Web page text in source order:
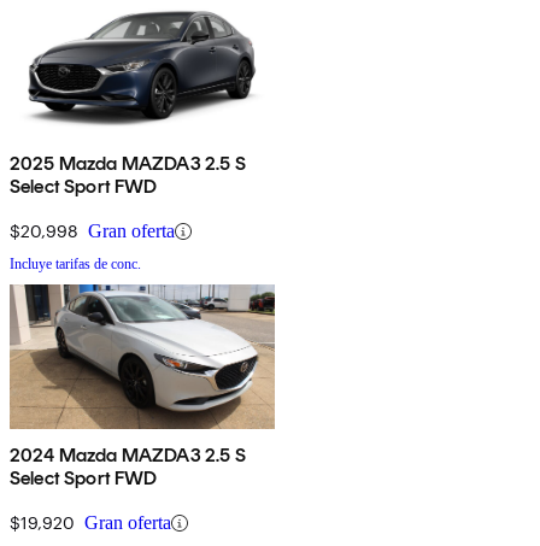
2025 Mazda MAZDA3 2.5 S
Select Sport FWD
$20,998 Gran oferta
Incluye tarifas de conc.
2024 Mazda MAZDA3 2.5 S
Select Sport FWD
$19,920 Gran oferta